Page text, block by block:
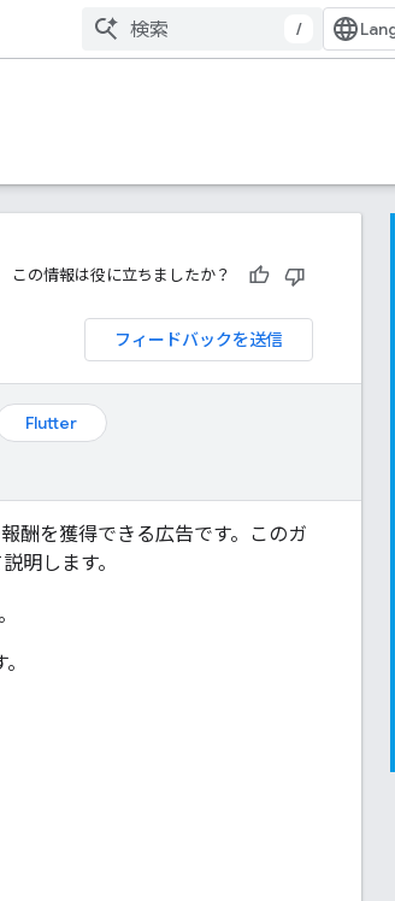
/
この情報は役に立ちましたか？
フィードバックを送信
Flutter
酬を獲得できる広告です。このガ
明します。